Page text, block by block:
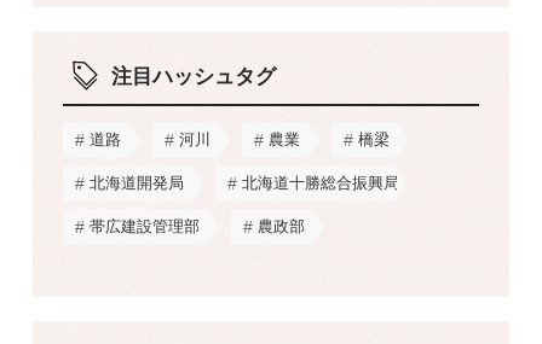
注目ハッシュタグ
道路 河川 農業 橋梁
北海道開発局 北海道十勝総合振興局
帯広建設管理部 農政部